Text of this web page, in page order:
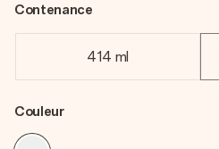
Contenance
414 ml
Couleur